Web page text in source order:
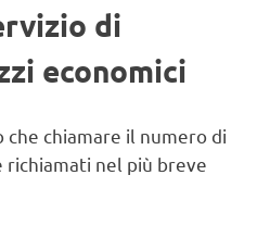
di
economici
chiamare il numero di
richiamati nel più breve